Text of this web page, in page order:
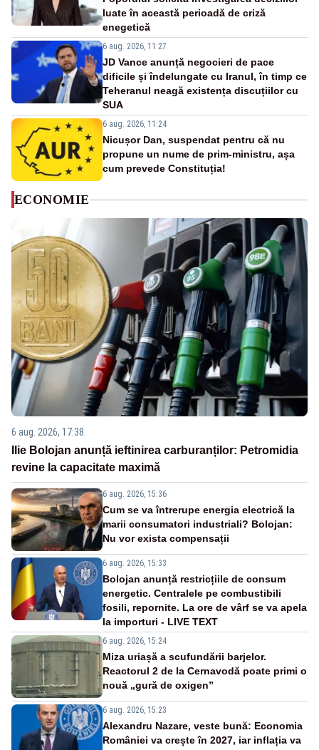
luate în această perioadă de criză
enegetică
6 aug. 2026, 11:27
JD Vance anunță negocieri de pace
dificile și îndelungate cu Iranul, în timp ce
Teheranul neagă existența discuțiilor cu
SUA
6 aug. 2026, 11:24
Nicușor Dan, suspendat pentru că nu
propune un nume de prim-ministru, așa
cum prevede Constituția!
ECONOMIE
6 aug. 2026, 17:38
Ilie Bolojan anunță ieftinirea carburanților: Petromidia
revine la capacitate maximă
6 aug. 2026, 15:36
Cum se va întrerupe energia electrică la
marii consumatori industriali? Bolojan:
Nu vor exista compensații
6 aug. 2026, 15:33
Bolojan anunță restricțiile de consum
energetic. Centralele pe combustibili
fosili, repornite. La ore de vârf se va apela
la importuri - LIVE TEXT
6 aug. 2026, 15:24
Miza uriașă a scufundării barjelor.
Reactorul 2 de la Cernavodă poate primi o
nouă „gură de oxigen”
6 aug. 2026, 15:23
Alexandru Nazare, veste bună: Economia
României va crește în 2027, iar inflația va